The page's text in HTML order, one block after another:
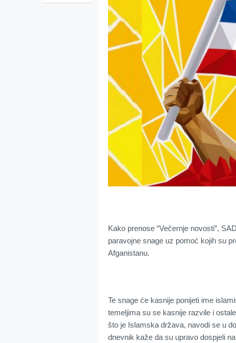
Kako prenose “Večernje novosti”,
paravojne snage uz pomoć kojih su
Afganistanu.
Te snage će kasnije ponijeti ime
temeljima su se kasnije razvile i
što je Islamska država, navodi se u
dnevnik kaže da su upravo dospjeli